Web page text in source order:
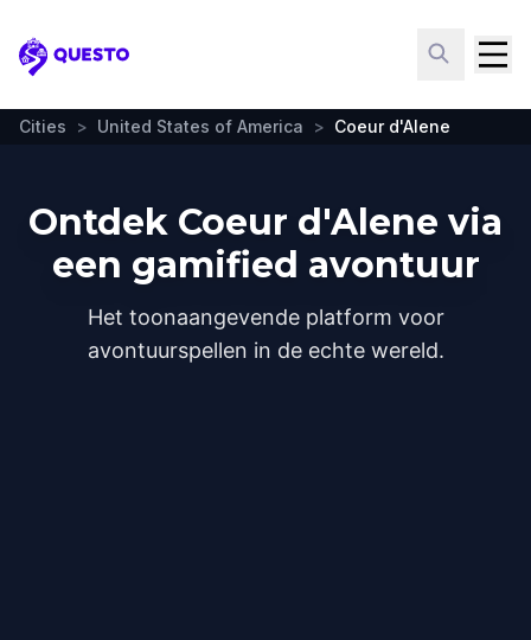
Questo
Cities > United States of America > Coeur d'Alene
Ontdek Coeur d'Alene via
een gamified avontuur
Het toonaangevende platform voor
avontuurspellen in de echte wereld.